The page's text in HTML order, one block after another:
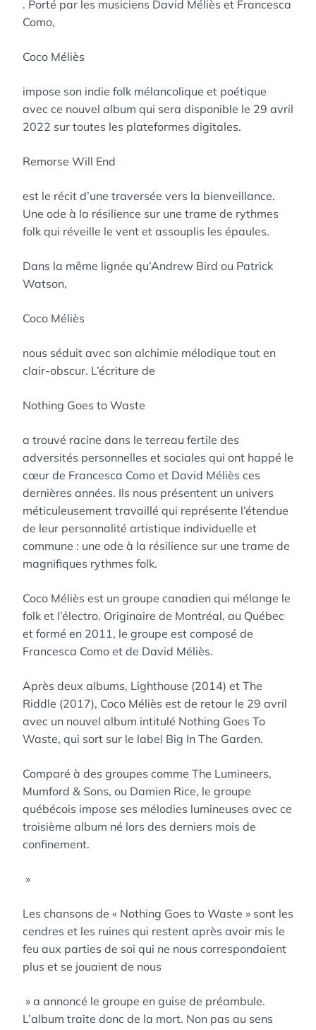
. Porté par les musiciens David Méliès et Francesca
Como,
Coco Méliès
impose son indie folk mélancolique et poétique
avec ce nouvel album qui sera disponible le 29 avril
2022 sur toutes les plateformes digitales.
Remorse Will End
est le récit d’une traversée vers la bienveillance.
Une ode à la résilience sur une trame de rythmes
folk qui réveille le vent et assouplis les épaules.
Dans la même lignée qu’Andrew Bird ou Patrick
Watson,
Coco Méliès
nous séduit avec son alchimie mélodique tout en
clair-obscur. L’écriture de
Nothing Goes to Waste
a trouvé racine dans le terreau fertile des
adversités personnelles et sociales qui ont happé le
cœur de Francesca Como et David Méliès ces
dernières années. Ils nous présentent un univers
méticuleusement travaillé qui représente l’étendue
de leur personnalité artistique individuelle et
commune : une ode à la résilience sur une trame de
magnifiques rythmes folk.
Coco Méliès est un groupe canadien qui mélange le
folk et l’électro. Originaire de Montréal, au Québec
et formé en 2011, le groupe est composé de
Francesca Como et de David Méliès.
Après deux albums, Lighthouse (2014) et The
Riddle (2017), Coco Méliès est de retour le 29 avril
avec un nouvel album intitulé Nothing Goes To
Waste, qui sort sur le label Big In The Garden.
Comparé à des groupes comme The Lumineers,
Mumford & Sons, ou Damien Rice, le groupe
québécois impose ses mélodies lumineuses avec ce
troisième album né lors des derniers mois de
confinement.
»
Les chansons de « Nothing Goes to Waste » sont les
cendres et les ruines qui restent après avoir mis le
feu aux parties de soi qui ne nous correspondaient
plus et se jouaient de nous
» a annoncé le groupe en guise de préambule.
L’album traite donc de la mort. Non pas au sens